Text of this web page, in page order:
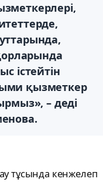
істейтін
қызметкер
– деді
тұсында кенжелеп